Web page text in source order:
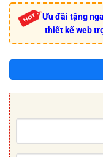
Ưu đãi tặng
thiết kế web